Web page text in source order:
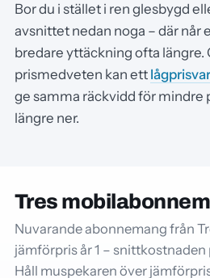
Bor du i stället i ren glesbygd
avsnittet nedan noga – där når
bredare yttäckning ofta längre.
prismedveten kan ett
ge samma räckvidd för mindre
längre ner.
Tres
Nuvarande abonnemang från
jämförpris år 1 –
Håll muspekaren över